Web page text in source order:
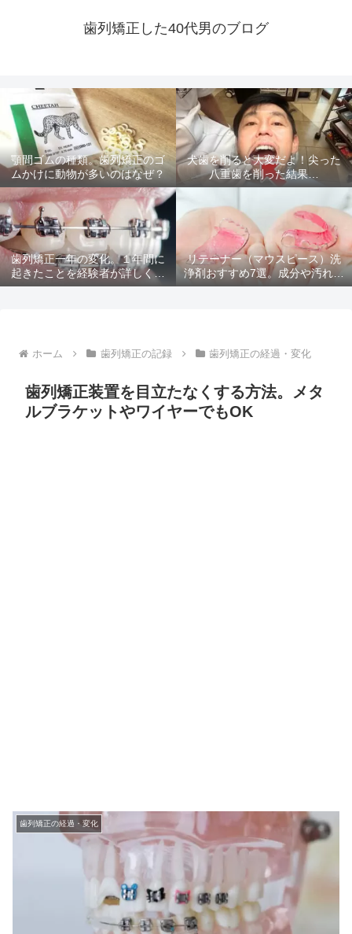
歯列矯正した40代男のブログ
顎間ゴムの種類。歯列矯正のゴ
ムかけに動物が多いのはなぜ？
犬歯を削ると大変だよ！尖った
八重歯を削った結果…
歯列矯正一年の変化。１年間に
起きたことを経験者が詳しく解
説
リテーナー（マウスピース）洗
浄剤おすすめ7選。成分や汚れ落
ちを比較
ホーム 歯列矯正の記録 歯列矯正の経過・変化
歯列矯正装置を目立たなくする方法。メタ
ルブラケットやワイヤーでもOK
歯列矯正の経過・変化